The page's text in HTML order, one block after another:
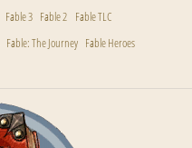
Fable 3 Fable 2 Fable TLC
Fable: The Journey Fable Heroes